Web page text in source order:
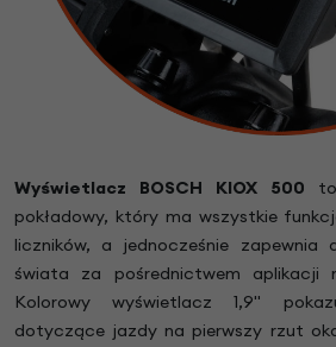
Wyświetlacz BOSCH KIOX 500
pokładowy, który ma wszystkie
liczników, a jednocześnie
świata za pośrednictwem aplikacji
Kolorowy wyświetlacz 1,9"
dotyczące jazdy na pierwszy rzut